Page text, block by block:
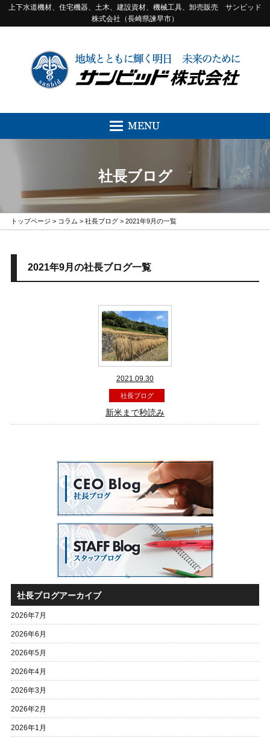
上下水道機材、住宅機器、土木、建設資材、機械工具、卸売販売 サンビッド
株式会社（長崎県諫早市）
社長ブログ
トップページ > コラム > 社長ブログ> 2021年9月の一覧
2021年9月の社長ブログ一覧
2021.09.30
社長ブログ
新米まで秒読み
社長ブログアーカイブ
2026年7月
2026年6月
2026年5月
2026年4月
2026年3月
2026年2月
2026年1月